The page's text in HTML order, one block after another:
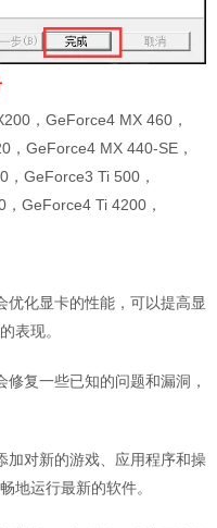
，GeForce4 MX 460，
GeForce4 MX 440-SE，
GeForce3 Ti 500，
GeForce4 Ti 4200，
优化显卡的性能，可以提高显
表现。
复一些已知的问题和漏洞，
加对新的游戏、应用程序和操
地运行最新的软件。